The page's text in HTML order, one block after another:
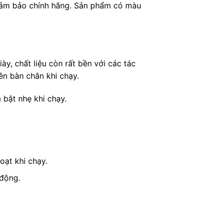
bảo chính hãng. Sản phẩm có màu
chất liệu còn rất bền với các tác
bàn chân khi chạy.
nhẹ khi chạy.
khi chạy.